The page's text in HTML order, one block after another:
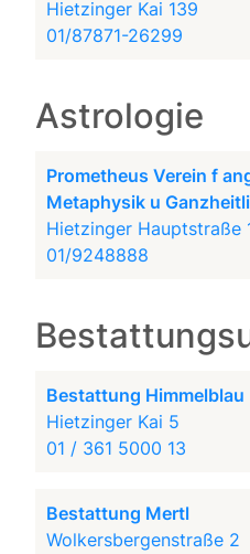
Hietzinger Kai 139
01/87871-26299
Astrologie
Prometheus Verein f
Metaphysik u
Hietzinger Hauptstraße
01/9248888
Bestattung Himmelblau
Hietzinger Kai 5
01 / 361 5000 13
Bestattung Mertl
Wolkersbergenstraße 2